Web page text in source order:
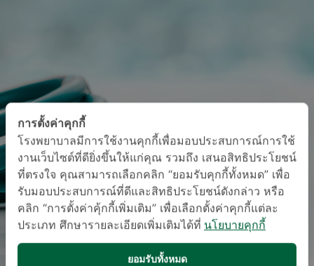
การตั้งค่าคุกกี้
โรงพยาบาลมีการใช้งานคุกกี้เพื่อมอบประสบการณ์การใช้
งานเว็บไซต์ที่ดียิ่งขึ้นให้แก่คุณ รวมถึง เสนอสิทธิประโยชน์
ที่ตรงใจ คุณสามารถเลือกคลิก “ยอมรับคุกกี้ทั้งหมด” เพื่อ
รับมอบประสบการณ์ที่ดีและสิทธิประโยชน์ดังกล่าว หรือ
คลิก “การตั้งค่าคุ้กกี้เพิ่มเติม” เพื่อเลือกตั้งค่าคุกกี้แต่ละ
ประเภท ศึกษารายละเอียดเพิ่มเติมได้ที่ นโยบายคุกกี้
ยอมรับทั้งหมด